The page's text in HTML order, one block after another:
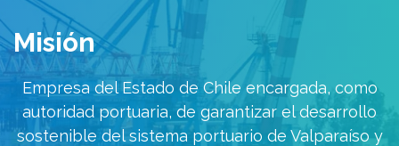
Misión
Empresa del Estado de Chile encargada, como
autoridad portuaria, de garantizar el desarrollo
sostenible del sistema portuario de Valparaíso y